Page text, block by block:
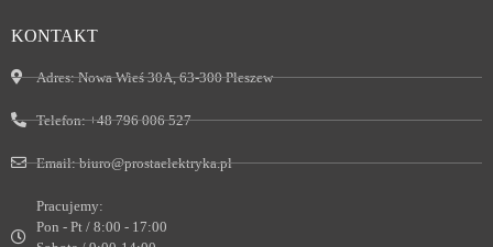
KONTAKT
Adres:Nowa Wieś 30A, 63-300 Pleszew
Telefon:+48 796 006 527
Email:biuro@prostaelektryka.pl
Pracujemy:
Pon - Pt / 8:00 - 17:00